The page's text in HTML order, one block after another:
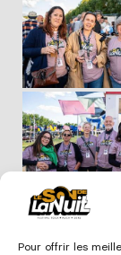
Pour offrir les